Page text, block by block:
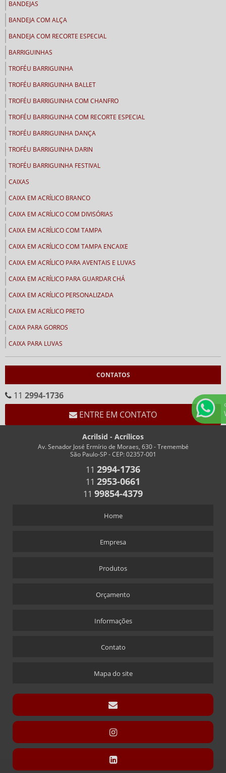
BANDEJAS
BANDEJA COM ALÇA
BANDEJA COM RECORTE ESPECIAL
BARRIGUINHAS
TROFÉU BARRIGUINHA
TROFÉU BARRIGUINHA BALLET
TROFÉU BARRIGUINHA COM CHANFRO
TROFÉU BARRIGUINHA COM RECORTE ESPECIAL
TROFÉU BARRIGUINHA DANÇA
TROFÉU BARRIGUINHA DARIN
TROFÉU BARRIGUINHA FESTIVAL
CAIXAS
CAIXA EM ACRÍLICO BRANCO
CAIXA EM ACRÍLICO COM DIVISÓRIAS
CAIXA EM ACRÍLICO COM TAMPA
CAIXA EM ACRÍLICO COM TAMPA ENCAIXE
CAIXA EM ACRÍLICO PARA AVENTAIS E LUVAS
CAIXA EM ACRÍLICO PARA GUARDAR CHÁ
CAIXA EM ACRÍLICO PERSONALIZADA
CAIXA EM ACRÍLICO PRETO
CAIXA PARA GORROS
CAIXA PARA LUVAS
CALENDÁRIOS
CALENDÁRIO EM ACRÍLICO FORMATO “V”
CHAVEIROS
CHAVEIRO COM IMPRESSÃO
CHAVEIRO PERSONALIZADO
CHAVEIROS COM TRILHO PARA NÚMEROS
ALFINETE QUE ACOMPANHA CRACHÁ
CÚPULA COM BASE FIXA
CÚPULA EM ACRÍLICO
DISPLAY PARA CARTÃO EXPOSITOR
CONTATOS
11 2994-1736
ENTRE EM CONTATO
Acrilsid - Acrílicos
Av. Senador José Ermírio de Moraes, 630 - Tremembé
São Paulo-SP - CEP: 02357-001
11 2994-1736
11 2953-0661
11 99854-4379
Home
Empresa
Produtos
Orçamento
Informações
Contato
Mapa do site